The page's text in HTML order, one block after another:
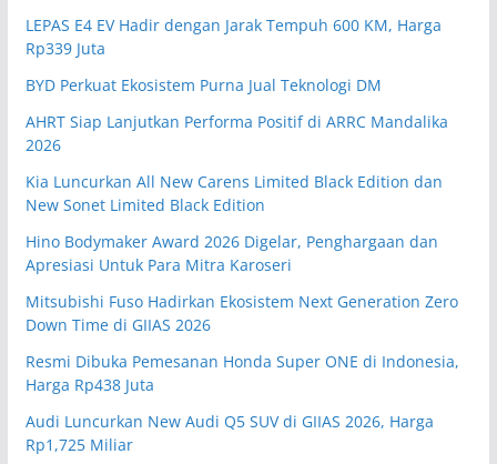
LEPAS E4 EV Hadir dengan Jarak Tempuh 600 KM, Harga
Rp339 Juta
BYD Perkuat Ekosistem Purna Jual Teknologi DM
AHRT Siap Lanjutkan Performa Positif di ARRC Mandalika
2026
Kia Luncurkan All New Carens Limited Black Edition dan
New Sonet Limited Black Edition
Hino Bodymaker Award 2026 Digelar, Penghargaan dan
Apresiasi Untuk Para Mitra Karoseri
Mitsubishi Fuso Hadirkan Ekosistem Next Generation Zero
Down Time di GIIAS 2026
Resmi Dibuka Pemesanan Honda Super ONE di Indonesia,
Harga Rp438 Juta
Audi Luncurkan New Audi Q5 SUV di GIIAS 2026, Harga
Rp1,725 Miliar